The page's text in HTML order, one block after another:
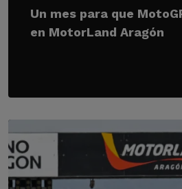
Un mes para que
en MotorLand Aragón